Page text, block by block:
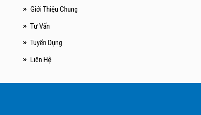
Giới Thiệu Chung
Tư Vấn
Tuyển Dụng
Liên Hệ